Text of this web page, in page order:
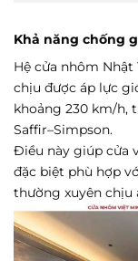
Khả năng chống
Hệ cửa nhôm
chịu được áp lực
khoảng 230 km/h,
Saffir–Simpson.
Điều này giúp cửa
đặc biệt phù hợp
thường xuyên chịu